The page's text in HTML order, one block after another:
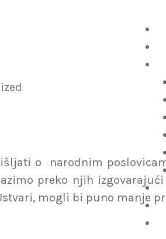
BRIGU
o narodnim
preko njih
mogli bi puno manje